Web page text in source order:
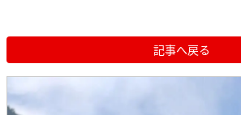
記事へ戻る